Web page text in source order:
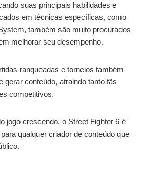
suas principais habilidades e
em técnicas específicas, como
também são muito procurados
melhorar seu desempenho.
ranqueadas e torneios também
gerar conteúdo, atraindo tanto fãs
competitivos.
jogo crescendo, o Street Fighter 6 é
qualquer criador de conteúdo que